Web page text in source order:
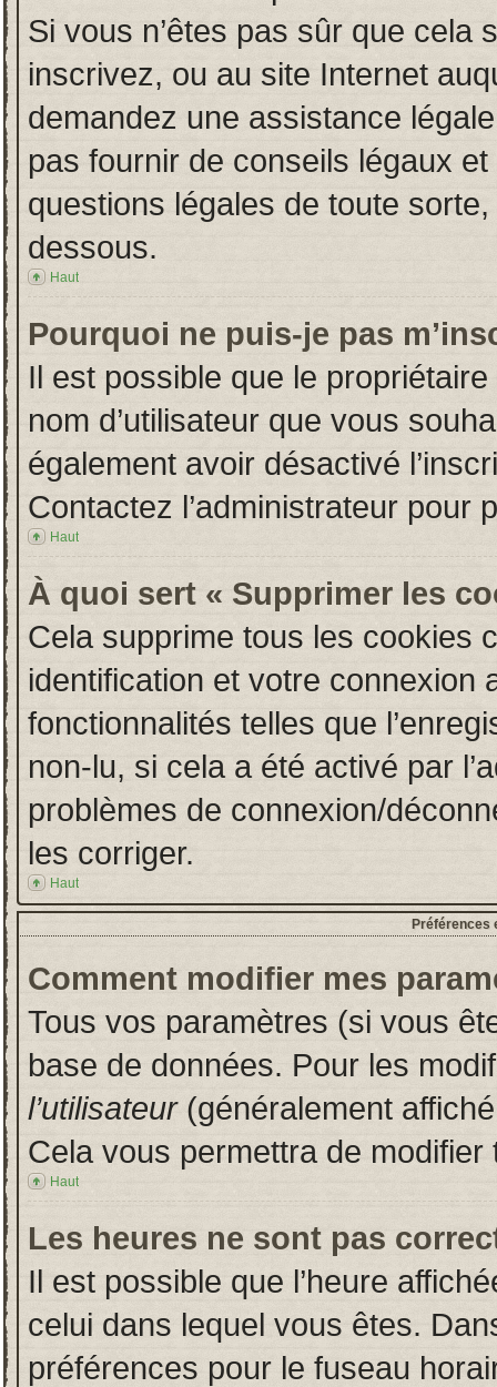
Si vous n’êtes pas sûr que cela
inscrivez, ou au site Internet
demandez une assistance
pas fournir de conseils légaux
questions légales de toute
dessous.
Haut
Pourquoi ne puis-je pas
Il est possible que le
nom d’utilisateur que vous
également avoir désactivé
Contactez l’administrateur pour
Haut
À quoi sert « Supprimer les
Cela supprime tous les cookies
identification et votre connexion
fonctionnalités telles que
non-lu, si cela a été activé par
problèmes de connexion/
les corriger.
Haut
Préférences
Comment modifier mes
Tous vos paramètres (si vous
base de données. Pour les
l’utilisateur(généralement
Cela vous permettra de
Haut
Les heures ne sont pas
Il est possible que l’heure
celui dans lequel vous êtes.
préférences pour le fuseau